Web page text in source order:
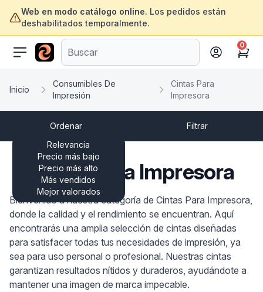
Web en modo catálogo online. Los pedidos están
deshabilitados temporalmente.
ofertasinformatica.com
Cart
0
Inicio
Consumibles De
Impresión
Cintas Para
Impresora
Ordenar
Relevancia
Precio más bajo
Precio más alto
Más vendidos
Mejor valorados
Filtrar
Cintas Para Impresora
Bienvenido a nuestra categoría de Cintas Para Impresora,
donde la calidad y el rendimiento se encuentran. Aquí
encontrarás una amplia selección de cintas diseñadas
para satisfacer todas tus necesidades de impresión, ya
sea para uso personal o profesional. Nuestras cintas
garantizan resultados nítidos y duraderos, ayudándote a
mantener una imagen de marca impecable.